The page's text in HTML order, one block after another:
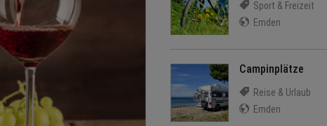
Sport & Freizeit
Emden
Campinplätze
Reise & Urlaub
Emden